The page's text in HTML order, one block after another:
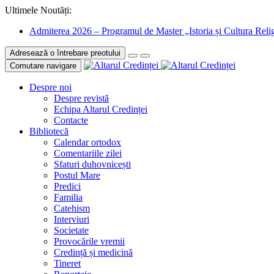
Ultimele Noutăți:
Admiterea 2026 – Programul de Master „Istoria și Cultura
Adresează o întrebare preotului
Comutare navigare
Despre noi
Despre revistă
Echipa Altarul Credinței
Contacte
Bibliotecă
Calendar ortodox
Comentariile zilei
Sfaturi duhovnicești
Postul Mare
Predici
Familia
Catehism
Interviuri
Societate
Provocările vremii
Credință și medicină
Tineret